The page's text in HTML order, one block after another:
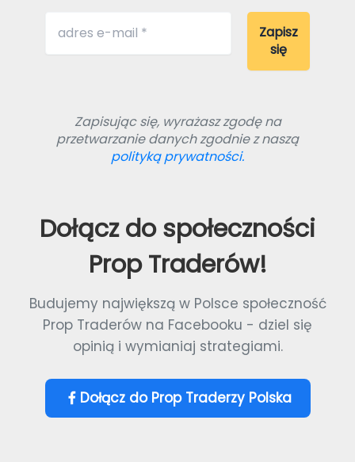
Zapisując się, wyrażasz zgodę na
przetwarzanie danych zgodnie z naszą
polityką prywatności.
Dołącz do społeczności
Prop Traderów!
Budujemy największą w Polsce społeczność
Prop Traderów na Facebooku - dziel się
opinią i wymianiaj strategiami.
Dołącz do Prop Traderzy Polska